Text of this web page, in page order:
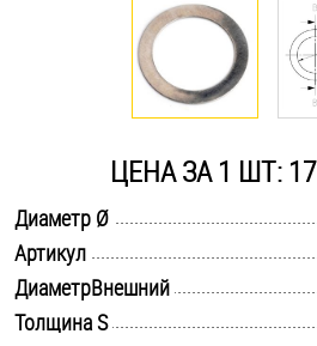
Оснастка и аксессуары для
Стопорные кольца
Такелаж
ЦЕНА ЗА 1 ШТ:
Диаметр Ø
Артикул
ДиаметрВнешний
Толщина S